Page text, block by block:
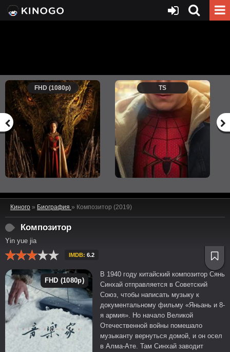
FHD (1080p) TS
Киного » Биография » Композитор (2019)
Композитор
Yin yue jia
IMDB: 6.2
FHD (1080p)
В 1940 году китайский композитор Сянь
Синхай отправляется в Советский
Союз, чтобы написать музыку к
документальному фильму «Яньань и 8-
я армия». Но начало Великой
Отечественной войны помешало
музыканту вернуться домой, и он осел
в Алма-Ате. Там Синхай заводит